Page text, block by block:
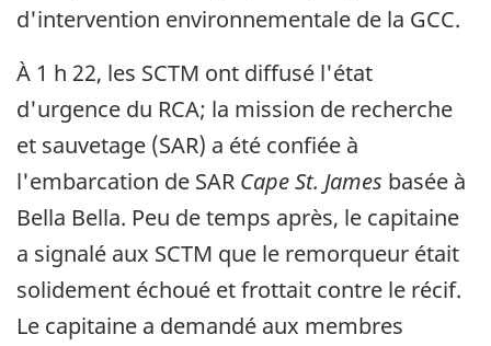
d'intervention environnementale de la GCC.
À 1 h 22, les SCTM ont diffusé l'état
d'urgence du RCA; la mission de recherche
et sauvetage (SAR) a été confiée à
l'embarcation de SAR Cape St. James basée à
Bella Bella. Peu de temps après, le capitaine
a signalé aux SCTM que le remorqueur était
solidement échoué et frottait contre le récif.
Le capitaine a demandé aux membres